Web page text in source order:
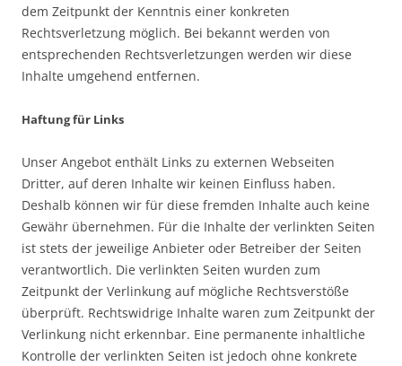
dem Zeitpunkt der Kenntnis einer konkreten
Rechtsverletzung möglich. Bei bekannt werden von
entsprechenden Rechtsverletzungen werden wir diese
Inhalte umgehend entfernen.
Haftung für Links
Unser Angebot enthält Links zu externen Webseiten
Dritter, auf deren Inhalte wir keinen Einfluss haben.
Deshalb können wir für diese fremden Inhalte auch keine
Gewähr übernehmen. Für die Inhalte der verlinkten Seiten
ist stets der jeweilige Anbieter oder Betreiber der Seiten
verantwortlich. Die verlinkten Seiten wurden zum
Zeitpunkt der Verlinkung auf mögliche Rechtsverstöße
überprüft. Rechtswidrige Inhalte waren zum Zeitpunkt der
Verlinkung nicht erkennbar. Eine permanente inhaltliche
Kontrolle der verlinkten Seiten ist jedoch ohne konkrete